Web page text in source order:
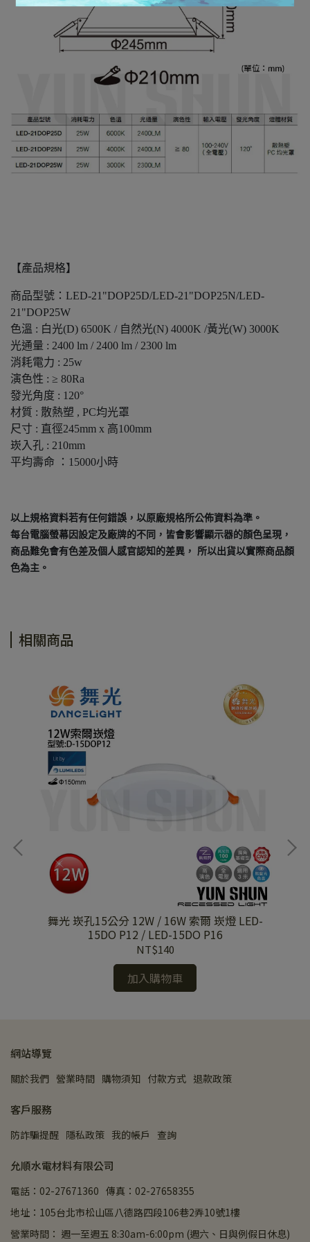
【產品規格】
商品型號：LED-21"DOP25D/LED-21"DOP25N/LED-
21"DOP25W
色溫 : 白光(D) 6500K / 自然光(N) 4000K /黃光(W) 3000K
光通量 : 2400 lm / 2400 lm / 2300 lm
消耗電力 : 25w
演色性 : ≥ 80Ra
發光角度 : 120°
材質 : 散熱塑 , PC均光罩
尺寸 : 直徑245mm x 高100mm
崁入孔 : 210mm
平均壽命 ：15000小時
以上規格資料若有任何錯誤，以原廠規格所公佈資料為準。
每台電腦螢幕因設定及廠牌的不同，皆會影響顯示器的顏色呈現，
商品難免會有色差及個人感官認知的差異， 所以出貨以實際商品顏
色為主。
相關商品
舞光 崁孔15公分 12W / 16W 索爾 崁燈 LED-
15DO P12 / LED-15DO P16
NT$140
加入購物車
網站導覽
關於我們 營業時間 購物須知 付款方式 退款政策
客戶服務
防詐騙提醒 隱私政策 我的帳戶 查詢
允順水電材料有限公司
電話：02-27671360 傳真：02-27658355
地址：105台北市松山區八德路四段106巷2弄10號1樓
營業時間： 週一至週五 8:30am-6:00pm (週六、日與例假日休息)